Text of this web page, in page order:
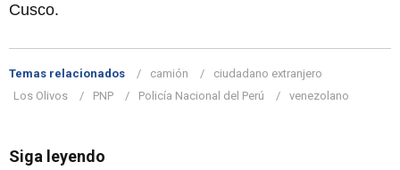
Cusco.
Temas relacionados camión
ciudadano extranjero
Los Olivos
PNP Policía Nacional del Perú venezolano
Siga leyendo